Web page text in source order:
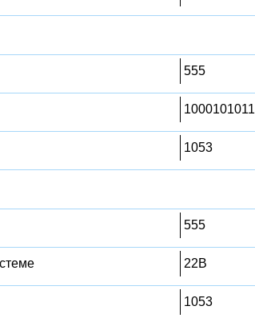
555
1000101011
1053
555
22B
1053